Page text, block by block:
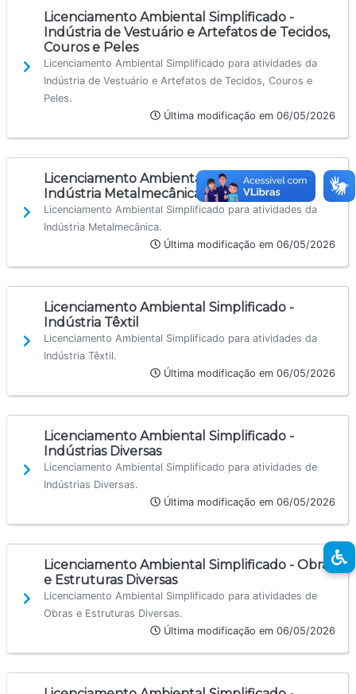
Licenciamento Ambiental Simplificado -
Indústria de Vestuário e Artefatos de Tecidos,
Couros e Peles
Licenciamento Ambiental Simplificado para atividades da
Indústria de Vestuário e Artefatos de Tecidos, Couros e
Peles.
Última modificação em 06/05/2026
Licenciamento Ambiental Simplificado -
Indústria Metalmecânica
Licenciamento Ambiental Simplificado para atividades da
Indústria Metalmecânica.
Última modificação em 06/05/2026
Licenciamento Ambiental Simplificado -
Indústria Têxtil
Licenciamento Ambiental Simplificado para atividades da
Indústria Têxtil.
Última modificação em 06/05/2026
Licenciamento Ambiental Simplificado -
Indústrias Diversas
Licenciamento Ambiental Simplificado para atividades de
Indústrias Diversas.
Última modificação em 06/05/2026
Licenciamento Ambiental Simplificado - Obras
e Estruturas Diversas
Licenciamento Ambiental Simplificado para atividades de
Obras e Estruturas Diversas.
Última modificação em 06/05/2026